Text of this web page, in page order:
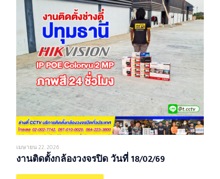
เมษายน 22, 2026
งานติดตั้งกล้องวงจรปิด วันที่ 18/02/69